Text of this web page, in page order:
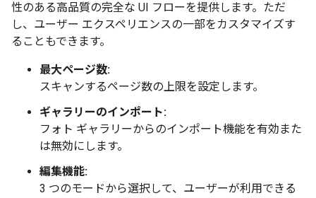
性のある高品質の完全な UI フローを提供します。ただ
し、ユーザー エクスペリエンスの一部をカスタマイズす
ることもできます。
最大ページ数:
スキャンするページ数の上限を設定します。
ギャラリーのインポート:
フォト ギャラリーからのインポート機能を有効また
は無効にします。
編集機能:
3 つのモードから選択して、ユーザーが利用できる